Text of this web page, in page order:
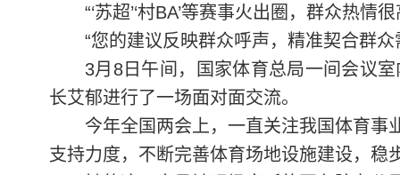
“‘苏超’‘村BA’等赛事火出圈，群众热
“您的建议反映群众呼声，精准契合群
3月8日午间，国家体育总局一间会议
长艾郁进行了一场面对面交流。
今年全国两会上，一直关注我国体育事
支持力度，不断完善体育场地设施建设，